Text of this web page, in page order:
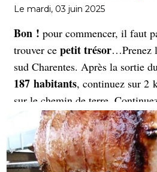
Le mardi, 03 juin 2025
Bon ! pour commencer, il faut
trouver ce petit trésor…Prenez
sud Charentes. Après la sortie
187 habitants, continuez sur 2
sur le chemin de terre.
arrêtez-vous sur lebas-côté.
couteau et un panier. À 200 m,
chêne sur le côté droit de votre
vous de ce chêneet vous